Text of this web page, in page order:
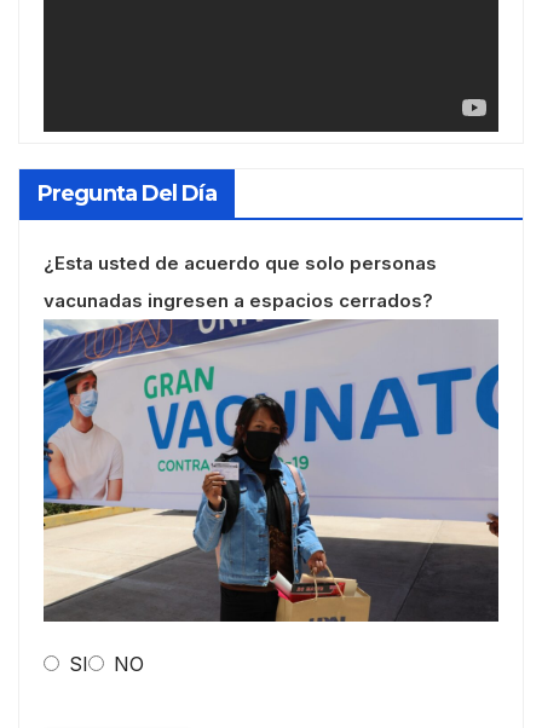
Pregunta Del Día
¿Esta usted de acuerdo que solo personas
vacunadas ingresen a espacios cerrados?
SI NO